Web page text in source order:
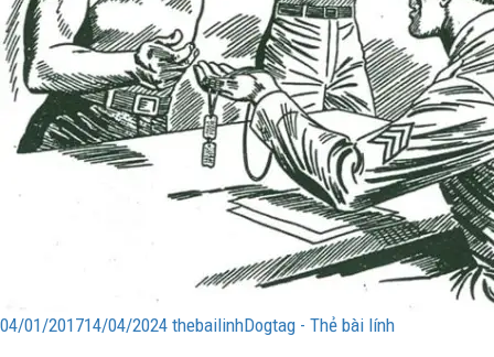
04/01/201714/04/2024 thebailinhDogtag - Thẻ bài lính